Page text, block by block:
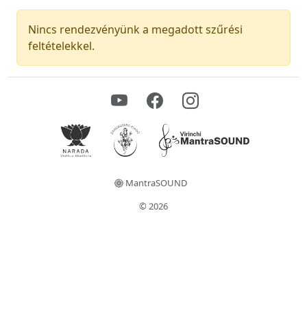
Nincs rendezvényünk a megadott szűrési
feltételekkel.
MantraSOUND
© 2026